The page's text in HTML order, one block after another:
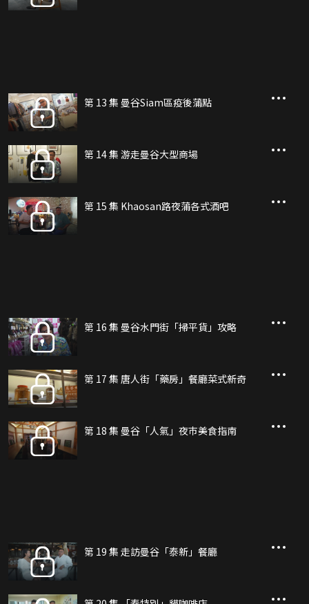
第 13 集 曼谷Siam區疫後蒲點
第 14 集 游走曼谷大型商場
第 15 集 Khaosan路夜蒲各式酒吧
第 16 集 曼谷水門街「掃平貨」攻略
第 17 集 唐人街「藥房」餐廳菜式新奇
第 18 集 曼谷「人氣」夜巿美食指南
第 19 集 走訪曼谷「泰新」餐廳